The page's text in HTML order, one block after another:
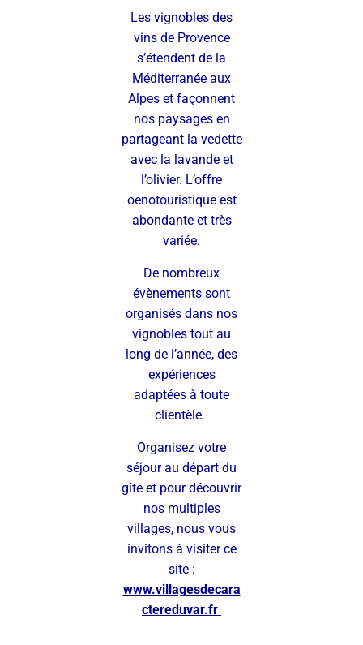
Les vignobles des
vins de Provence
s’étendent de la
Méditerranée aux
Alpes et façonnent
nos paysages en
partageant la vedette
avec la lavande et
l’olivier. L’offre
oenotouristique est
abondante et très
variée.
De nombreux
évènements sont
organisés dans nos
vignobles tout au
long de l’année, des
expériences
adaptées à toute
clientèle.
Organisez votre
séjour au départ du
gîte et pour découvrir
nos multiples
villages, nous vous
invitons à visiter ce
site :
www.villagesdecara
ctereduvar.fr